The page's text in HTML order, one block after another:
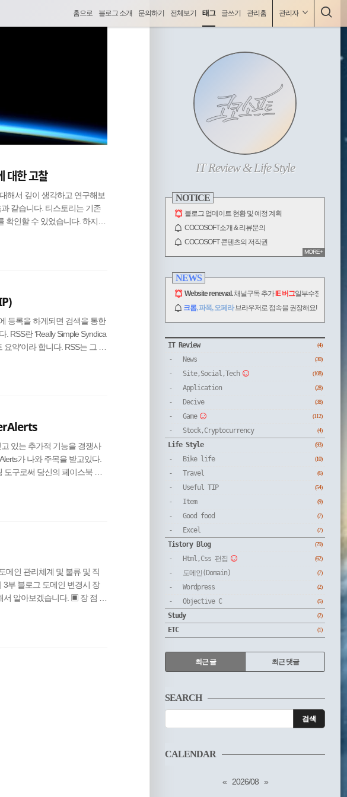
홈으로 블로그 소개 문의하기 전체보기 태그 글쓰기 관리홈 관리자
대한 고찰
해서 깊이 생각하고 연구해보
같습니다. 티스토리는 기존
인할 수 있었습니다. 하지만
며;; 거의 대부분 시사 뉴스
등록을 하게되면 검색을 통한
란 ‘Really Simple Syndica
요약’이라 합니다. RSS는 그 자
RSS피드 등록하기. 국내 주
있는 추가적 기능을 경쟁사
가 나와 주목을 받고있다.
도구로써 당신의 페이스북 및
메인 관리체계 및 불류 및 직
부 블로그 도메인 변경시 장
알아보겠습니다. ▣ 장 점 1.
화, 마케팅적인 측면에서 높
IT Review & Life Style
NOTICE
블로그 업데이트 현황 및 예정 계획
COCOSOFT소개 & 리뷰문의
COCOSOFT 콘텐츠의 저작권
전체 보기
MORE+
NEWS
Website renewal.채널구독 추가 IE 버그일부수정.
크롬, 파폭, 오페라브라우저로 접속을 권장해요!
CATEGORY
IT Review (4)
News (30)
Site,Social,Tech (108)
Application (28)
Decive (38)
Game (112)
Stock,Cryptocurrency (4)
Life Style (93)
Bike life (10)
Travel (6)
Useful TIP (54)
Item (9)
Good food (7)
Excel (7)
Tistory Blog (79)
Html,Css 편집 (62)
도메인(Domain) (7)
Wordpress (2)
Objective C (5)
Study (2)
ETC (1)
RECENTLY
최근 글 최근 댓글
근
SEARCH
CALENDAR
« 2026/08 »